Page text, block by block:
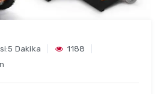
Dakika
1188